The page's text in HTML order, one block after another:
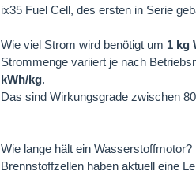
ix35 Fuel Cell, des ersten in Serie
Wie viel Strom wird benötigt um 1 kg
Strommenge variiert je nach
kWh/kg.
Das sind Wirkungsgrade zwischen
Wie lange hält ein Wasserstoffmotor?
Brennstoffzellen haben aktuell eine